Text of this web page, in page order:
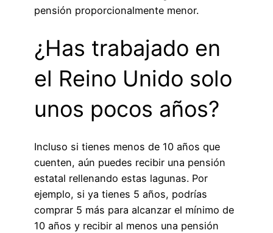
pensión proporcionalmente menor.
¿Has trabajado en
el Reino Unido solo
unos pocos años?
Incluso si tienes menos de 10 años que
cuenten, aún puedes recibir una pensión
estatal rellenando estas lagunas. Por
ejemplo, si ya tienes 5 años, podrías
comprar 5 más para alcanzar el mínimo de
10 años y recibir al menos una pensión